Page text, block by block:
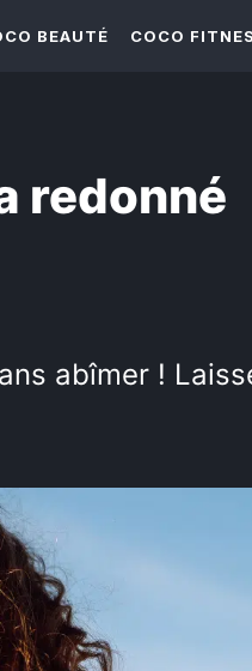
BEAUTÉ COCO
redonné
abîmer !